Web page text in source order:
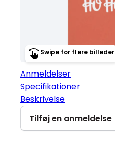
Swipe for flere billeder
Anmeldelser
Specifikationer
Beskrivelse
Tilføj en anmeldelse